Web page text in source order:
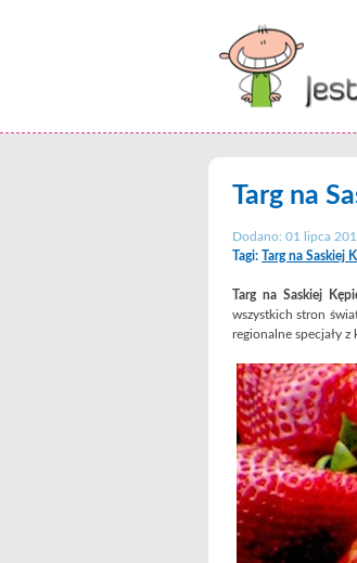
Targ na
Dodano: 01 lipca
Tagi: Targ na Saskiej
Targ na Saskiej
wszystkich stron
regionalne specjały z